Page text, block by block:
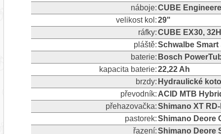
náboje:CUBE
velikost kol:29"
ráfky:CUBE EX30,
pláště:Schwalbe Smart
baterie: Bosch
kapacita baterie:22,22 Ah
brzdy: Hydraulické
převodník: ACID MTB
přehazovačka:Shimano XT
pastorek:Shimano Deore
řazení:Shimano Deore